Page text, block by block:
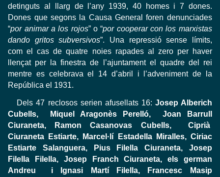
detinguts al llarg de l’any 1939, 40 homes i 7 dones.
Dones que segons la Causa General foren denunciades
“por animar a los rojos” o “por cooperar con los marxistas
dando gritos subversivos”. Una repressió sense límits,
com el cas de quatre noies rapades al zero per haver
llençat per la finestra de l’ajuntament el quadre del rei
mentre es celebrava el 14 d’abril i l’adveniment de la
República el 1931.
Dels 47 reclosos serien afusellats 16: Josep Alberich
Cubells, Miquel Aragonès Perelló, Joan Barrull
Ciuraneta, Ramon Casanovas Cubells, Ciprià
Ciuraneta Estiarte, Marcel·lí Estadella Miralles, Ciriac
Estiarte Salanguera, Pius Filella Ciuraneta, Josep
Filella Filella, Josep Franch Ciuraneta, els german
Andreu i Ignasi Martí Filella, Francesc Masip